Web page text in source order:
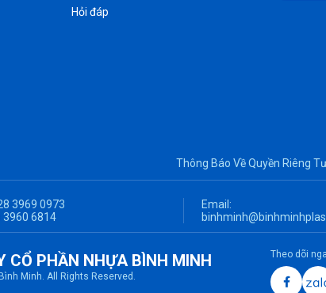
Hỏi đáp
Thông Báo Về Quyền Riêng
3969 0973
3960 6814
Email:
CỔ PHẦN NHỰA BÌNH MINH
Minh. All Rights Reserved.
Theo dõi